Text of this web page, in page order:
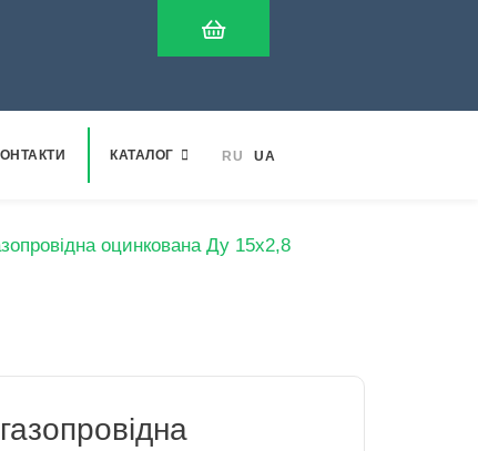
КАТАЛОГ RU UA
оцинкована Ду 15х2,8